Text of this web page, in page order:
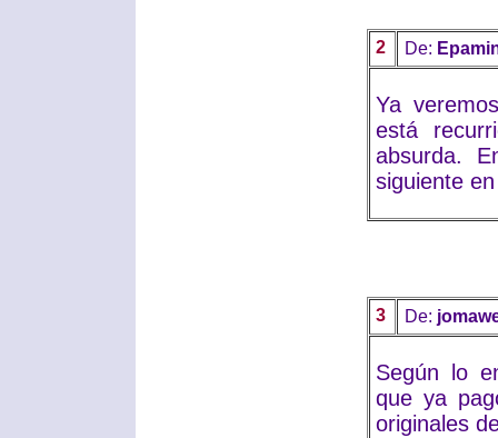
2 De:
Ya
está
absurda.
siguiente
3 De:
Según lo
que ya
originales